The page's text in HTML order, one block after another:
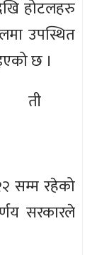
होटलहरु
उपस्थित
छ ।
ती
सम्म रहेको
सरकारले